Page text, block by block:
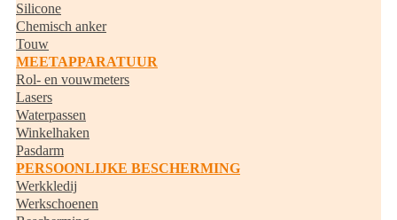
Silicone
Chemisch anker
Touw
MEETAPPARATUUR
Rol- en vouwmeters
Lasers
Waterpassen
Winkelhaken
Pasdarm
PERSOONLIJKE BESCHERMING
Werkkledij
Werkschoenen